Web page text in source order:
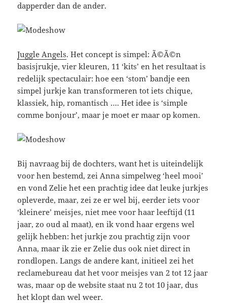
dapperder dan de ander.
Juggle Angels. Het concept is simpel: Ã©Ã©n
basisjrukje, vier kleuren, 11 ‘kits’ en het resultaat is
redelijk spectaculair: hoe een ‘stom’ bandje een
simpel jurkje kan transformeren tot iets chique,
klassiek, hip, romantisch …. Het idee is ‘simple
comme bonjour’, maar je moet er maar op komen.
Bij navraag bij de dochters, want het is uiteindelijk
voor hen bestemd, zei Anna simpelweg ‘heel mooi’
en vond Zelie het een prachtig idee dat leuke jurkjes
opleverde, maar, zei ze er wel bij, eerder iets voor
‘kleinere’ meisjes, niet mee voor haar leeftijd (11
jaar, zo oud al maat), en ik vond haar ergens wel
gelijk hebben: het jurkje zou prachtig zijn voor
Anna, maar ik zie er Zelie dus ook niet direct in
rondlopen. Langs de andere kant, initieel zei het
reclamebureau dat het voor meisjes van 2 tot 12 jaar
was, maar op de website staat nu 2 tot 10 jaar, dus
het klopt dan wel weer.